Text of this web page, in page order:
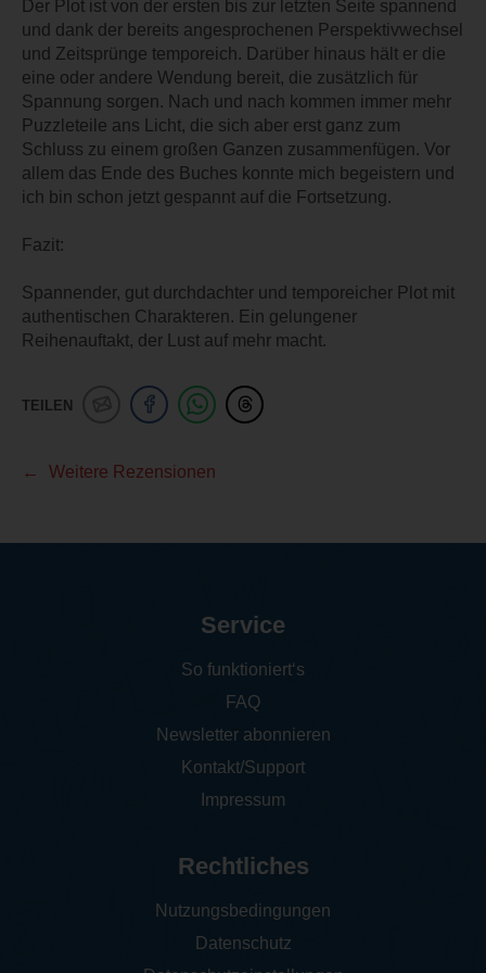
Der Plot ist von der ersten bis zur letzten Seite spannend
und dank der bereits angesprochenen Perspektivwechsel
und Zeitsprünge temporeich. Darüber hinaus hält er die
eine oder andere Wendung bereit, die zusätzlich für
Spannung sorgen. Nach und nach kommen immer mehr
Puzzleteile ans Licht, die sich aber erst ganz zum
Schluss zu einem großen Ganzen zusammenfügen. Vor
allem das Ende des Buches konnte mich begeistern und
ich bin schon jetzt gespannt auf die Fortsetzung.
Fazit:
Spannender, gut durchdachter und temporeicher Plot mit
authentischen Charakteren. Ein gelungener
Reihenauftakt, der Lust auf mehr macht.
TEILEN
Weitere Rezensionen
Service
So funktioniert‘s
FAQ
Newsletter abonnieren
Kontakt/Support
Impressum
Rechtliches
Nutzungsbedingungen
Datenschutz